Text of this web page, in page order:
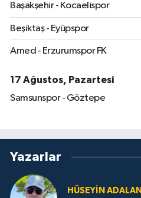
Başakşehir - Kocaelispor
Beşiktaş - Eyüpspor
Amed - Erzurumspor FK
17 Ağustos, Pazartesi
Samsunspor - Göztepe
Yazarlar
HÜSEYIN ADALAN